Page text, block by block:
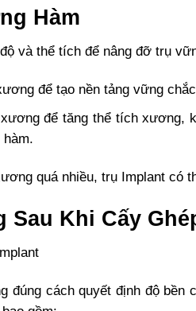
Hàm
và thể tích để nâng đỡ trụ
để tạo nền tảng vững
để tăng thể tích xương,
quá nhiều, trụ Implant có
Sau Khi Cấy
đúng cách quyết định độ bền